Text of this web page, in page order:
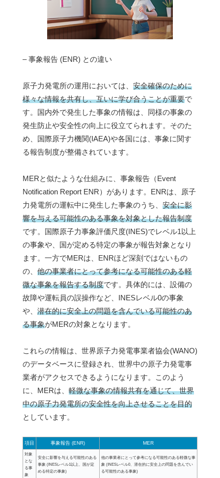
– 事象報告 (ENR) との違い
原子力発電所の運用においては、 安全確保のために
様々な情報を共有し、互いに学び合うことが重要で
す。国内外で発生した事象の情報は、同様の事象の
発生防止や安全性の向上に役立てられます。そのた
め、国際原子力機関(IAEA)や各国には、事象に関す
る報告制度が整備されています。
MERと似たような仕組みに、事象報告（Event
Notification Report ENR）があります。ENRは、原子
力発電所の運転中に発生した事象のうち、 安全に影
響を与える可能性のある事象を対象とした報告制度
です。国際原子力事象評価尺度(INES)でレベル1以上
の事象や、国が定める特定の事象が報告対象となり
ます。一方でMERは、ENRほど深刻ではないもの
の、 他の事業者にとって参考になる可能性のある軽
微な事象を報告する制度です。具体的には、設備の
故障や運転員の誤操作など、INESレベル0の事象
や、 潜在的に安全上の問題を含んでいる可能性のあ
る事象がMERの対象となります。
これらの情報は、世界原子力発電事業者協会(WANO)
のデータベースに登録され、世界中の原子力発電事
業者がアクセスできるようになります。このよう
に、MERは、 軽微な事象の情報共有を通じて、世界
中の原子力発電所の安全性を向上させることを目的
としています。
項目 事象報告 (ENR) MER
対象
とな
る事
象
安全に影響を与える可能性のある
事象 (INESレベル1以上、国が定
める特定の事象)
他の事業者にとって参考になる可能性のある軽微な事
象 (INESレベル0、潜在的に安全上の問題を含んでい
る可能性のある事象)